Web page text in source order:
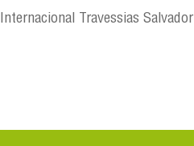
Internacional Travessias Salvador